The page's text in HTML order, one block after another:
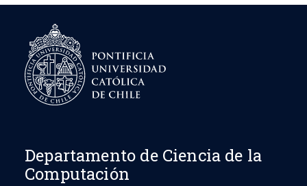
Departamento de Ciencia de la
Computación